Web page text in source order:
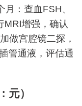
：查血FSH、
MRI增强，确认
做宫腔镜二探，
管通液，评估通
元）